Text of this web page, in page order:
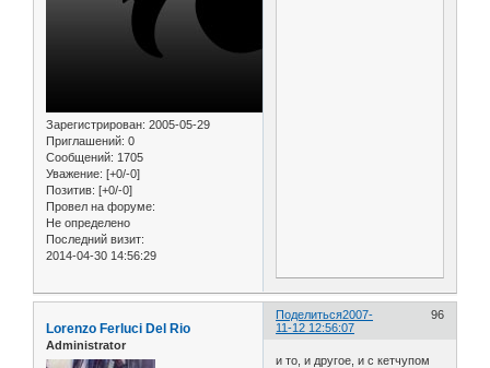
Зарегистрирован: 2005-05-29
Приглашений: 0
Сообщений: 1705
Уважение: [+0/-0]
Позитив: [+0/-0]
Провел на форуме:
Не определено
Последний визит:
2014-04-30 14:56:29
Поделиться 96
2007-
11-12 12:56:07
Lorenzo Ferluci Del Rio
Administrator
и то, и другое, и с кетчупом